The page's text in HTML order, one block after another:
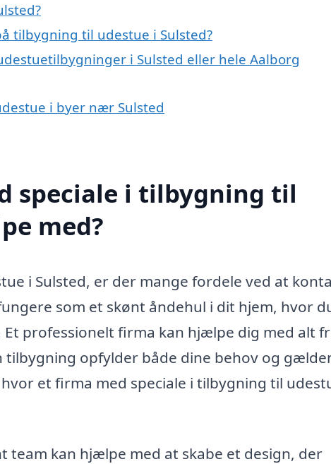
tilbygning til udestue i Sulsted?
i Sulsted eller hele Aalborg
i byer nær Sulsted
speciale i tilbygning til
med?
i Sulsted, er der mange fordele ved at
som et skønt åndehul i dit hjem, hvor
professionelt firma kan hjælpe dig med alt
opfylder både dine behov og
et firma med speciale i tilbygning til
team kan hjælpe med at skabe et design, der